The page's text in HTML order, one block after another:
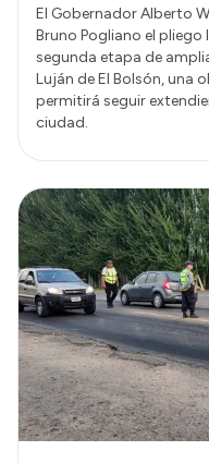
El Gobernador Alberto
Bruno Pogliano el
segunda etapa de
Luján de El Bolsón, una
permitirá seguir
ciudad.